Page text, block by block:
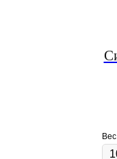
Вес